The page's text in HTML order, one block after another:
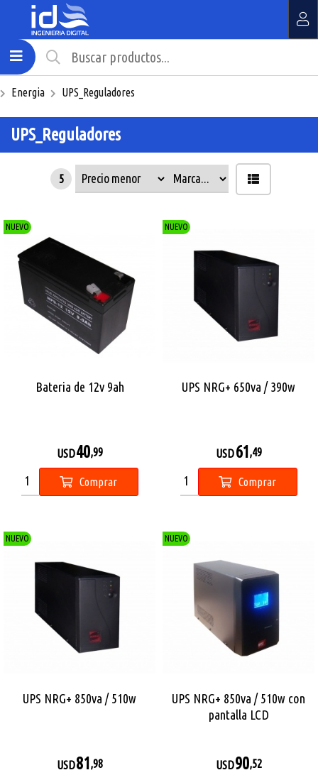
¿Tienes cupón de descuento?
Energia UPS_Reguladores
UPS_Reguladores
5
NUEVO
Bateria de 12v 9ah
USD40,99
Comprar
NUEVO
UPS NRG+ 650va / 390w
USD61 ,49
Comprar
NUEVO
UPS NRG+ 850va / 510w
USD81 ,98
NUEVO
UPS NRG+ 850va / 510w con
pantalla LCD
USD90,52